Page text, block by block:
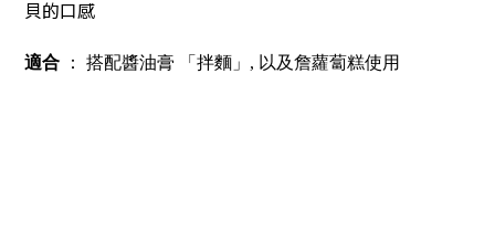
貝的口感
適合 ： 搭配醬油膏 「拌麵 」, 以及詹蘿蔔糕使用